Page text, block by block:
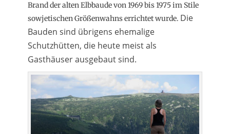
Brand der alten Elbbaude von 1969 bis 1975 im Stile
sowjetischen Größenwahns errichtet wurde. Die
Bauden sind übrigens ehemalige
Schutzhütten, die heute meist als
Gasthäuser ausgebaut sind.